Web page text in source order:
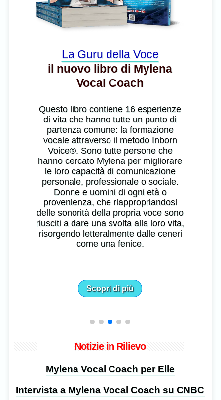
La Guru della Voce
il nuovo libro di Mylena
Vocal Coach
Questo libro contiene 16 esperienze
di vita che hanno tutte un punto di
partenza comune: la formazione
vocale attraverso il metodo Inborn
Voice®. Sono tutte persone che
hanno cercato Mylena per migliorare
le loro capacità di comunicazione
personale, professionale o sociale.
Donne e uomini di ogni età o
provenienza, che riappropriandosi
delle sonorità della propria voce sono
riusciti a dare una svolta alla loro vita,
risorgendo letteralmente dalle ceneri
come una fenice.
Scopri di più
Notizie in Rilievo
Mylena Vocal Coach per Elle
Intervista a Mylena Vocal Coach su CNBC